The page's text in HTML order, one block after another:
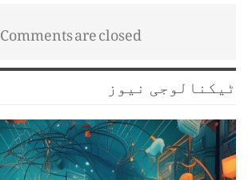
Comments are closed.
ٹیکنالوجی نیوز